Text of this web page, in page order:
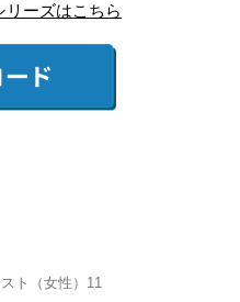
ーズはこちら
ト（女性）11